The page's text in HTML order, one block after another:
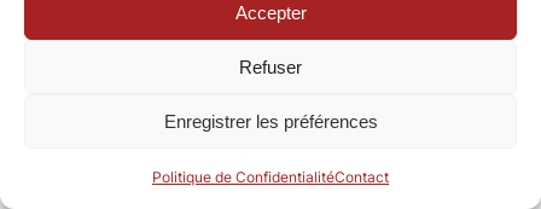
Accepter
Refuser
Enregistrer les préférences
Politique de ConfidentialitéContact